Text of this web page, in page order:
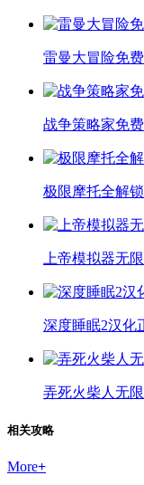
雷曼大冒险免
战争策略家免
极限摩托全解
上帝模拟器无
深度睡眠2汉化
弄死火柴人无
相关攻略
More+